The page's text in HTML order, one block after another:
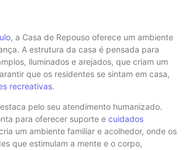
, a Casa de Repouso oferece um ambiente
A estrutura da casa é pensada para
iluminados e arejados, que criam um
que os residentes se sintam em casa,
recreativas.
pelo seu atendimento humanizado.
para oferecer suporte e cuidados
um ambiente familiar e acolhedor, onde os
que estimulam a mente e o corpo,